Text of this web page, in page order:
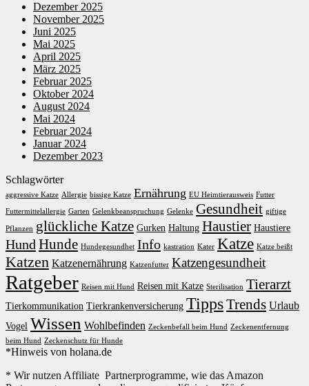
Dezember 2025
November 2025
Juni 2025
Mai 2025
April 2025
März 2025
Februar 2025
Oktober 2024
August 2024
Mai 2024
Februar 2024
Januar 2024
Dezember 2023
Schlagwörter
aggressive Katze Allergie bissige Katze Ernährung EU Heimtierausweis Futter
Futtermittelallergie Garten Gelenkbeanspruchung Gelenke Gesundheit giftige
Pflanzen glückliche Katze Gurken Haltung Haustier Haustiere
Hund Hunde Hundegesundhet Info kastration Kater Katze Katze beißt
Katzen Katzenernährung Katzenfutter Katzengesundheit
Ratgeber Reisen mit Hund Reisen mit Katze Sterilisation Tierarzt
Tierkommunikation Tierkrankenversicherung TippsTrends Urlaub
Vogel Wissen Wohlbefinden Zeckenbefall beim Hund Zeckenentfernung
beim Hund Zeckenschutz für Hunde
*Hinweis von holana.de
* Wir nutzen Affiliate Partnerprogramme, wie das Amazon